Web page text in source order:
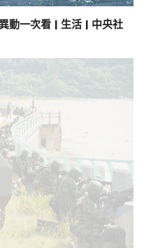
動一次看 | 生活 | 中央社